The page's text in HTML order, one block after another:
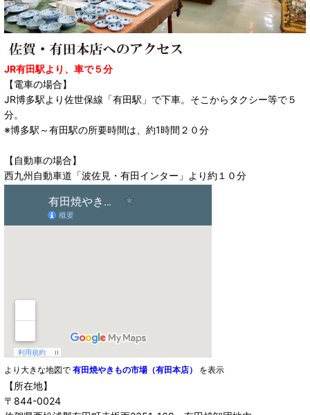
JR有田駅より、車で５分
【電車の場合】
JR博多駅より佐世保線「有田駅」で下車。そこからタクシー等で５
分。
※博多駅～有田駅の所要時間は、約1時間２０分
【自動車の場合】
西九州自動車道「波佐見・有田インター」より約１０分
より大きな地図で 有田焼やきもの市場（有田本店） を表示
【所在地】
〒844-0024